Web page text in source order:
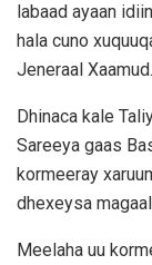
labaad ayaan
hala cuno
Jeneraal Xaamud.
Dhinaca kale
Sareeya gaas
kormeeray
dhexeysa
Meelaha uu